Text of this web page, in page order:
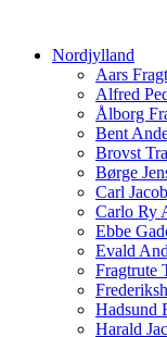
Nordjylland
Aars
Alfred
Ålborg
Bent
Brovst
Børge
Carl
Carlo Ry
Ebbe
Evald
Fragtrute
Hadsund
Harald